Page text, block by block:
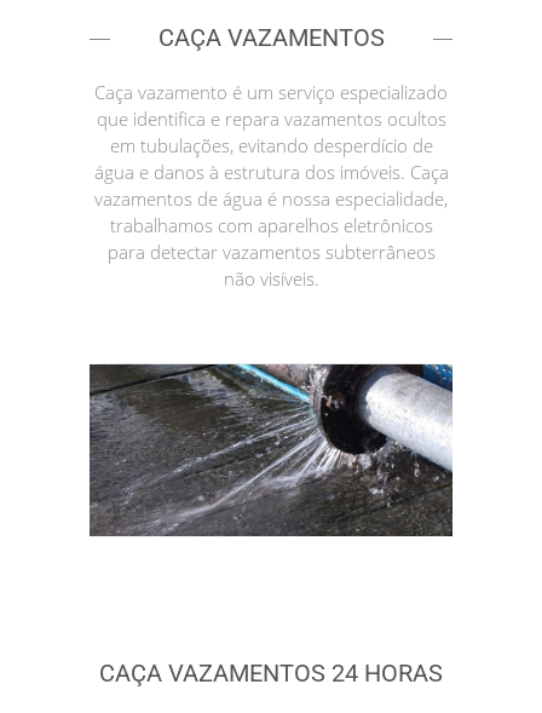
CAÇA VAZAMENTOS
Caça vazamento é um serviço especializado
que identifica e repara vazamentos ocultos
em tubulações, evitando desperdício de
água e danos à estrutura dos imóveis. Caça
vazamentos de água é nossa especialidade,
trabalhamos com aparelhos eletrônicos
para detectar vazamentos subterrâneos
não visíveis.
CAÇA VAZAMENTOS 24 HORAS